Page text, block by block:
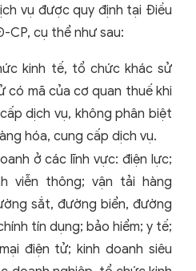
vụ được quy định tại Điều
CP, cụ thể như sau:
kinh tế, tổ chức khác sử
có mã của cơ quan thuế khi
dịch vụ, không phân biệt
hóa, cung cấp dịch vụ.
ở các lĩnh vực: điện lực;
viễn thông; vận tải hàng
sắt, đường biển, đường
tín dụng; bảo hiểm; y tế;
điện tử; kinh doanh siêu